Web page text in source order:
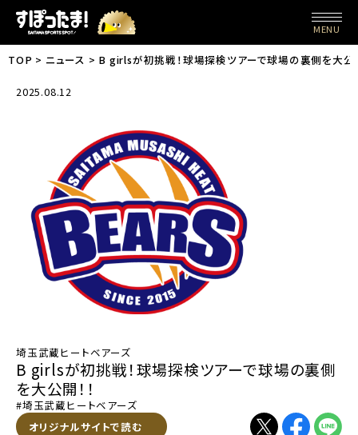
MENU
TOP ニュース B girlsが初挑戦！球場探検ツアーで球場の裏側を大公
2025.08.12
埼玉武蔵ヒートベアーズ
B girlsが初挑戦！球場探検ツアーで球場の裏側
を大公開！！
#埼玉武蔵ヒートベアーズ
オリジナルサイトで読む別ウィンドウで開く